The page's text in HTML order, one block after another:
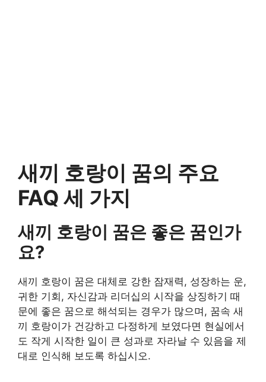
새끼 호랑이 꿈의 주요
FAQ 세 가지
새끼 호랑이 꿈은 좋은 꿈인가
요?
새끼 호랑이 꿈은 대체로 강한 잠재력, 성장하는 운,
귀한 기회, 자신감과 리더십의 시작을 상징하기 때
문에 좋은 꿈으로 해석되는 경우가 많으며, 꿈속 새
끼 호랑이가 건강하고 다정하게 보였다면 현실에서
도 작게 시작한 일이 큰 성과로 자라날 수 있음을 제
대로 인식해 보도록 하십시오.